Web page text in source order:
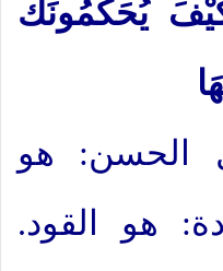
يُحَكِّمُونَكَ
الحسن: هو
هو القود.